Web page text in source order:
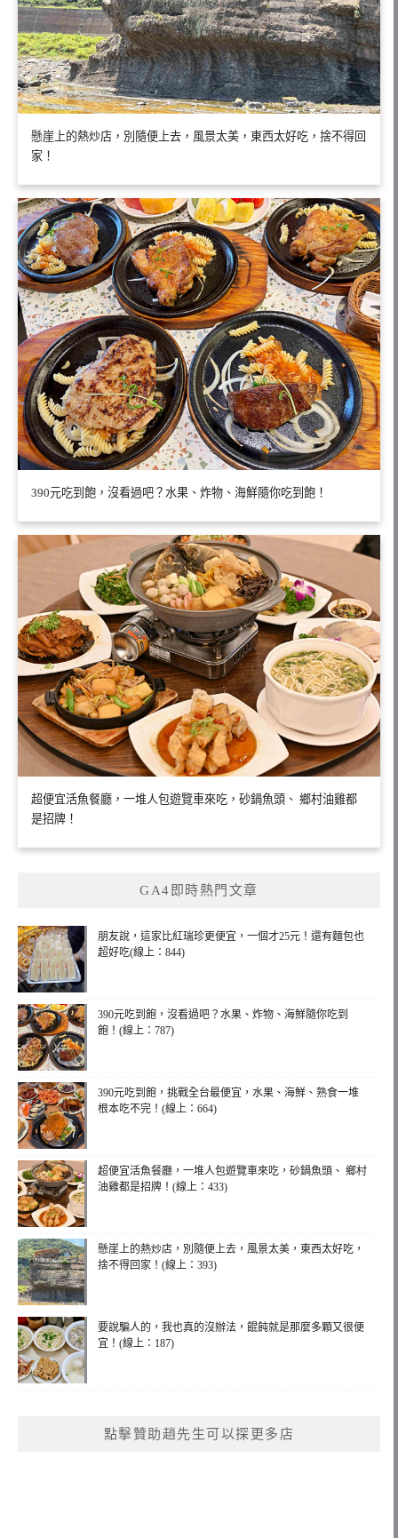
懸崖上的熱炒店，別隨便上去，風景太美，東西太好吃，捨不得回
家！
390元吃到飽，沒看過吧？水果、炸物、海鮮隨你吃到飽！
超便宜活魚餐廳，一堆人包遊覽車來吃，砂鍋魚頭、 鄉村油雞都
是招牌！
GA4即時熱門文章
朋友說，這家比紅瑞珍更便宜，一個才25元！還有麵包也
超好吃(線上：844)
390元吃到飽，沒看過吧？水果、炸物、海鮮隨你吃到
飽！(線上：787)
390元吃到飽，挑戰全台最便宜，水果、海鮮、熟食一堆
根本吃不完！(線上：664)
超便宜活魚餐廳，一堆人包遊覽車來吃，砂鍋魚頭、 鄉村
油雞都是招牌！(線上：433)
懸崖上的熱炒店，別隨便上去，風景太美，東西太好吃，
捨不得回家！(線上：393)
要說騙人的，我也真的沒辦法，餛飩就是那麼多顆又很便
宜！(線上：187)
點擊贊助趙先生可以探更多店